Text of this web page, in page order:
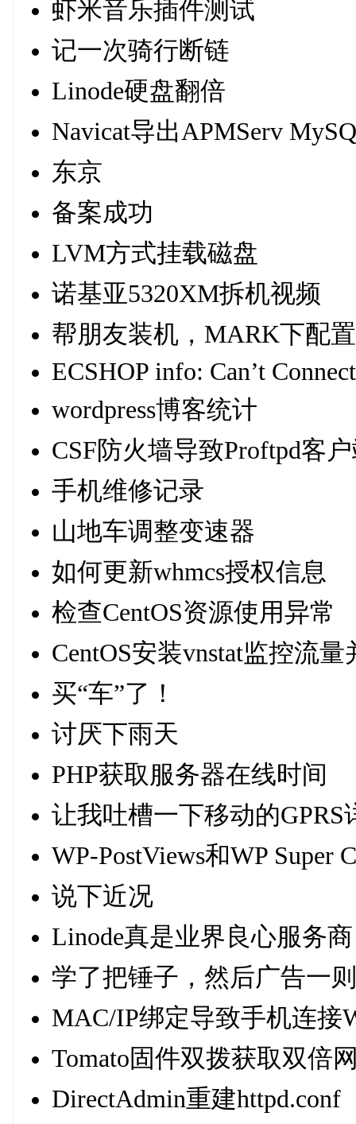
虾米音乐插件测试
记一次骑行断链
Linode硬盘翻倍
Navicat导出APMServ
东京
备案成功
LVM方式挂载磁盘
诺基亚5320XM拆机视频
帮朋友装机，MARK下配置
ECSHOP info: Can’t
wordpress博客统计
CSF防火墙导致Proftpd客
手机维修记录
山地车调整变速器
如何更新whmcs授权信息
检查CentOS资源使用异常
CentOS安装vnstat监控流量
买“车”了！
讨厌下雨天
PHP获取服务器在线时间
让我吐槽一下移动的GPRS
WP-PostViews和WP Super
说下近况
Linode真是业界良心服务商
学了把锤子，然后广告一则
MAC/IP绑定导致手机连接
Tomato固件双拨获取双倍
DirectAdmin重建httpd.conf